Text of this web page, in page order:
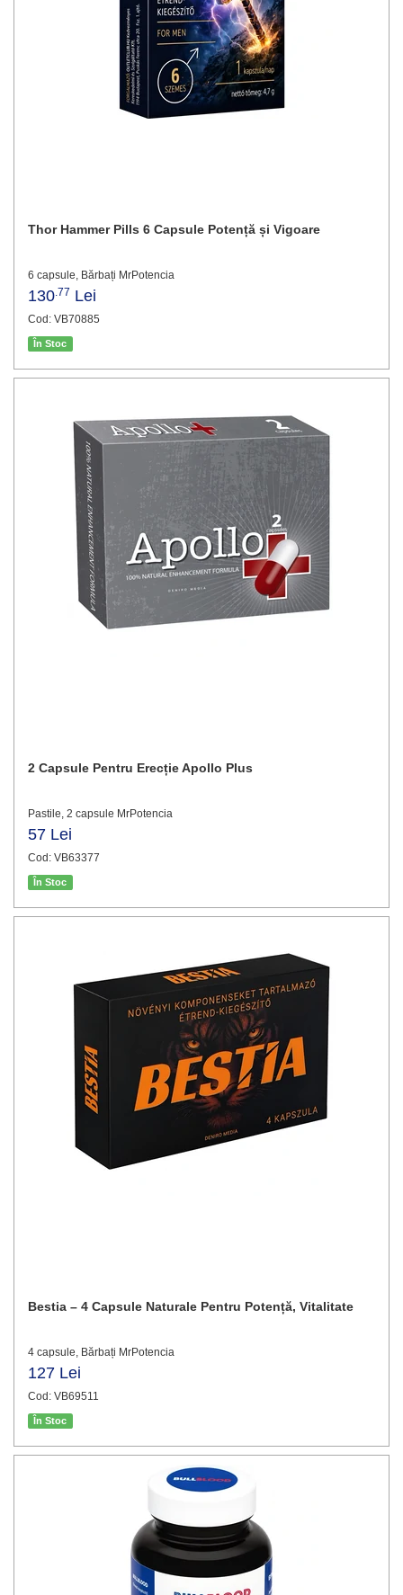
Thor Hammer Pills 6 Capsule Potență și Vigoare
6 capsule, Bărbați MrPotencia
130 .77 Lei
Cod: VB70885
În Stoc
2 Capsule Pentru Erecție Apollo Plus
Pastile, 2 capsule MrPotencia
57 Lei
Cod: VB63377
În Stoc
Bestia – 4 Capsule Naturale Pentru Potență, Vitalitate
4 capsule, Bărbați MrPotencia
127 Lei
Cod: VB69511
În Stoc